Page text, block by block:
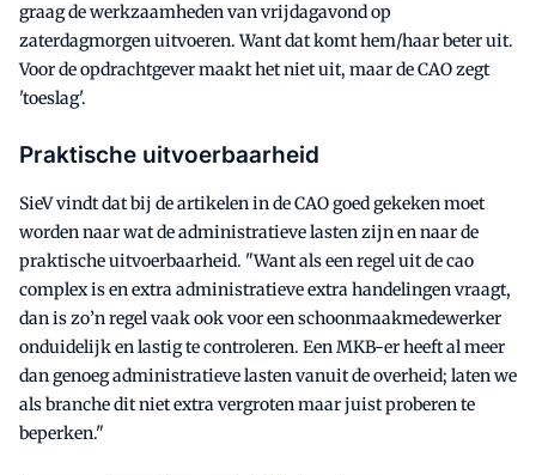
graag de werkzaamheden van vrijdagavond op
zaterdagmorgen uitvoeren. Want dat komt hem/haar beter uit.
Voor de opdrachtgever maakt het niet uit, maar de CAO zegt
'toeslag'.
Praktische uitvoerbaarheid
SieV vindt dat bij de artikelen in de CAO goed gekeken moet
worden naar wat de administratieve lasten zijn en naar de
praktische uitvoerbaarheid. "Want als een regel uit de cao
complex is en extra administratieve extra handelingen vraagt,
dan is zo’n regel vaak ook voor een schoonmaakmedewerker
onduidelijk en lastig te controleren. Een MKB-er heeft al meer
dan genoeg administratieve lasten vanuit de overheid; laten we
als branche dit niet extra vergroten maar juist proberen te
beperken."